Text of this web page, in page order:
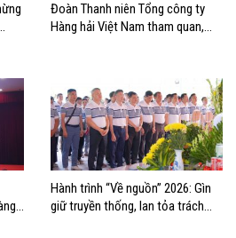
Đoàn Thanh niên Tổng công ty
Hàng hải Việt Nam tham quan,
Hành trình “Về nguồn” 2026: Gìn
giữ truyền thống, lan tỏa trách